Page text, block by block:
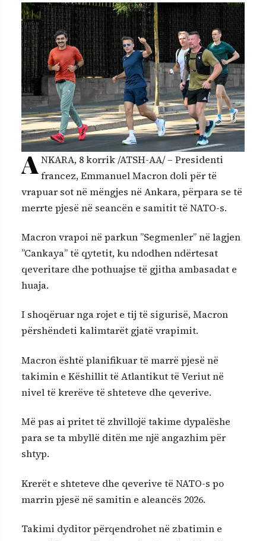
ANKARA, 8 korrik /ATSH-AA/ – Presidenti
francez, Emmanuel Macron doli për të
vrapuar sot në mëngjes në Ankara, përpara se të
merrte pjesë në seancën e samitit të NATO-s.
Macron vrapoi në parkun ”Segmenler” në lagjen
”Cankaya” të qytetit, ku ndodhen ndërtesat
qeveritare dhe pothuajse të gjitha ambasadat e
huaja.
I shoqëruar nga rojet e tij të sigurisë, Macron
përshëndeti kalimtarët gjatë vrapimit.
Macron është planifikuar të marrë pjesë në
takimin e Këshillit të Atlantikut të Veriut në
nivel të krerëve të shteteve dhe qeverive.
Më pas ai pritet të zhvillojë takime dypalëshe
para se ta mbyllë ditën me një angazhim për
shtyp.
Krerët e shteteve dhe qeverive të NATO-s po
marrin pjesë në samitin e aleancës 2026.
Takimi dyditor përqendrohet në zbatimin e